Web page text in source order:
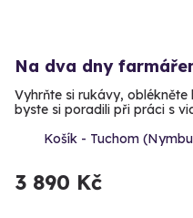
Na dva dny
Vyhrňte si rukávy,
byste si poradili při práci s
Košík - Tuchom
3 890 Kč